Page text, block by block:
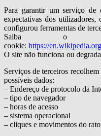
Para garantir um serviço de
expectativas dos
configurou ferramentas de
Saiba o
cookie: https://
O site não funciona ou
Serviços de terceiros
possíveis dados:
– Endereço de protocolo da
– tipo de navegador
– horas de acesso
– sistema operacional
– cliques e movimentos do